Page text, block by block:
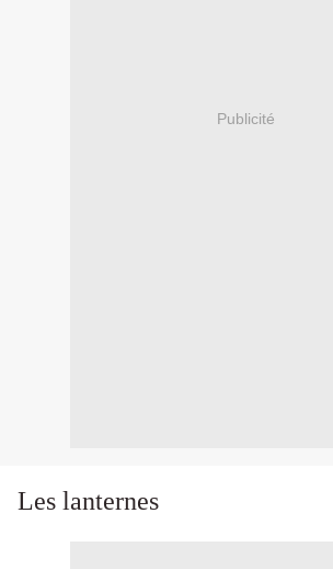
Publicité
Les lanternes